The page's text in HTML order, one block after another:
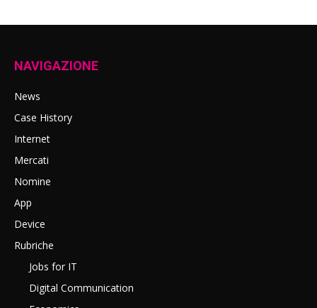
NAVIGAZIONE
News
Case History
Internet
Mercati
Nomine
App
Device
Rubriche
Jobs for IT
Digital Communication